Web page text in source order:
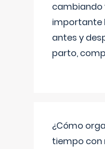
cambiando
importante
antes y
parto,
¿Cómo
tiempo con